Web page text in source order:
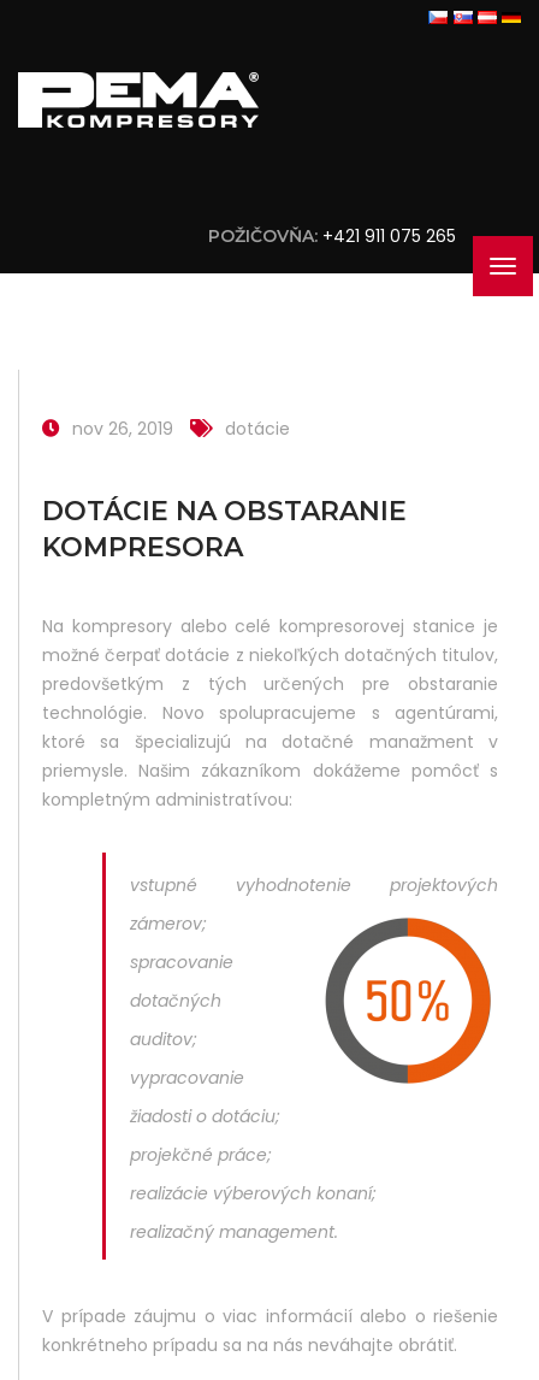
POŽIČOVŇA: +421 911 075 265
nov 26, 2019 dotácie
DOTÁCIE NA OBSTARANIE
KOMPRESORA
Na kompresory alebo celé kompresorovej stanice je
možné čerpať dotácie z niekoľkých dotačných titulov,
predovšetkým z tých určených pre obstaranie
technológie. Novo spolupracujeme s agentúrami,
ktoré sa špecializujú na dotačné manažment v
priemysle. Našim zákazníkom dokážeme pomôcť s
kompletným administratívou:
vstupné vyhodnotenie projektových
zámerov;
spracovanie
dotačných
auditov;
vypracovanie
žiadosti o dotáciu;
projekčné práce;
realizácie výberových konaní;
realizačný management.
V prípade záujmu o viac informácií alebo o riešenie
konkrétneho prípadu sa na nás neváhajte obrátiť.